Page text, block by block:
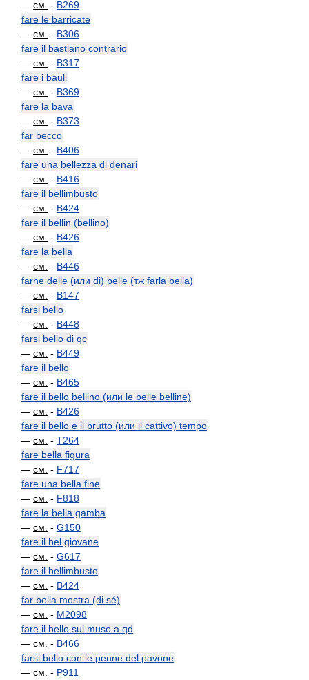
— см. - B269
fare le barricate
— см. - B306
fare il bastlano contrario
— см. - B317
fare i bauli
— см. - B369
fare la bava
— см. - B373
far becco
— см. - B406
fare una bellezza di denari
— см. - B416
fare il bellimbusto
— см. - B424
fare il bellin (bellino)
— см. - B426
fare la bella
— см. - B446
farne delle (или di) belle (тж farla bella)
— см. - B147
farsi bello
— см. - B448
farsi bello di qc
— см. - B449
fare il bello
— см. - B465
fare il bello bellino (или le belle belline)
— см. - B426
fare il bello e il brutto (или il cattivo) tempo
— см. - T264
fare bella figura
— см. - F717
fare una bella fine
— см. - F818
fare la bella gamba
— см. - G150
fare il bel giovane
— см. - G617
fare il bellimbusto
— см. - B424
far bella mostra (di sé)
— см. - M2098
fare il bello sul muso a qd
— см. - B466
farsi bello con le penne del pavone
— см. - P911